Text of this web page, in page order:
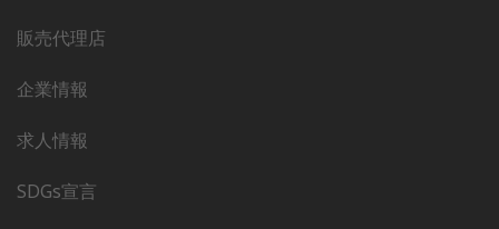
販売代理店
企業情報
求人情報
SDGs宣言